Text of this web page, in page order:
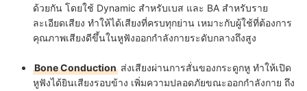
ด้วยกัน โดยใช้ Dynamic สำหรับเบส และ BA สำหรับราย
ละเอียดเสียง ทำให้ได้เสียงที่ครบทุกย่าน เหมาะกับผู้ใช้ที่ต้องการ
คุณภาพเสียงดีขึ้นในหูฟังออกกำลังกายระดับกลางถึงสูง
Bone Conduction ส่งเสียงผ่านการสั่นของกระดูกหู ทำให้เปิด
หูฟังได้ยินเสียงรอบข้าง เพิ่มความปลอดภัยขณะออกกำลังกาย ถึง